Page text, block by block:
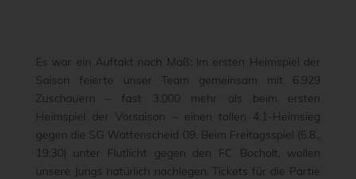
Es war ein Auftakt nach Maß: Im ersten Heimspiel der
Saison feierte unser Team gemeinsam mit 6.929
Zuschauern – fast 3.000 mehr als beim ersten
Heimspiel der Vorsaison – einen tollen 4:1-Heimsieg
gegen die SG Wattenscheid 09. Beim Freitagsspiel (5.8.,
19:30) unter Flutlicht gegen den FC Bocholt, wollen
unsere Jungs natürlich nachlegen. Tickets für die Partie